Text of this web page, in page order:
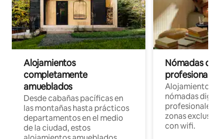
Alojamientos
completamente
amueblados
Desde cabañas pacíficas en
las montañas hasta prácticos
departamentos en el medio
de la ciudad, estos
Nómadas
Alojamientos
nómadas
profesionales
zonas
con wifi.